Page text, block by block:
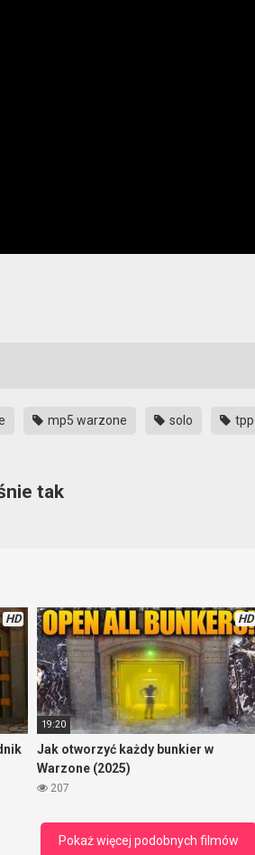
mp5 warzone solo tpp
tak
HD HD
19:20
Jak otworzyć każdy bunkier w
Warzone (2025)
207
Pokaż więcej podobnych filmów